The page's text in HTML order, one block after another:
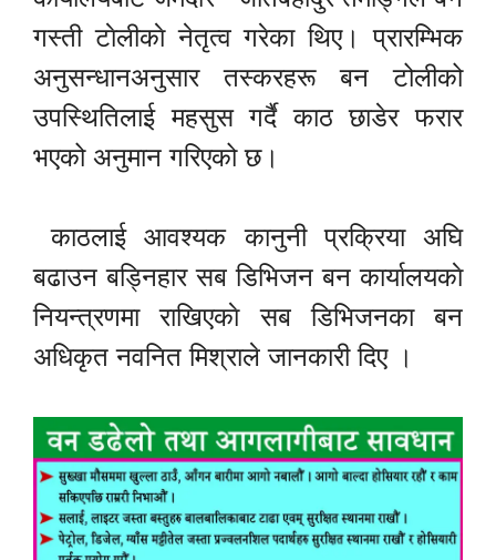
गस्ती टाेलीकाे नेतृत्व गरेका थिए। प्रारम्भिक
अनुसन्धानअनुसार तस्करहरू बन टोलीको
उपस्थितिलाई महसुस गर्दै काठ छाडेर फरार
भएको अनुमान गरिएको छ।
काठलाई आवश्यक कानुनी प्रक्रिया अघि
बढाउन बड्निहार सब डिभिजन बन कार्यालयकाे
नियन्त्रणमा राखिएकाे सब डिभिजनका बन
अधिकृत नवनित मिश्राले जानकारी दिए ।